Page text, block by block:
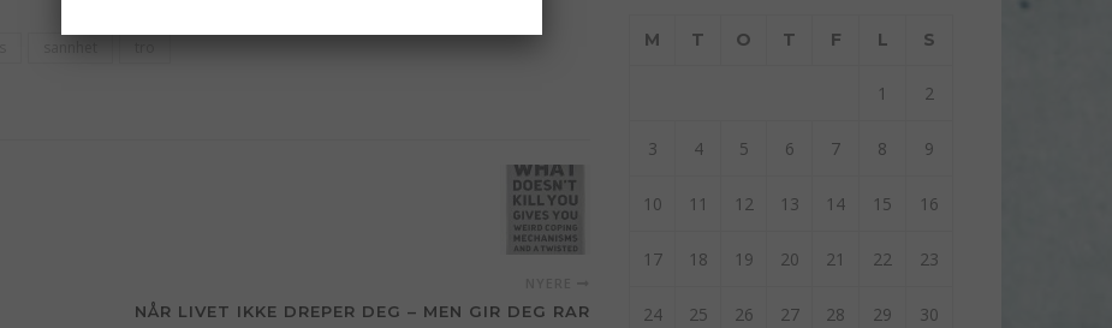
NÅR LIVET IKKE DREPER DEG – MEN GIR DEG RAR
M T O T F L S
1 2
3 4 5 6 7 8 9
10 11 12 13 14 15 16
17 18 19 20 21 22 23
24 25 26 27 28 29 30